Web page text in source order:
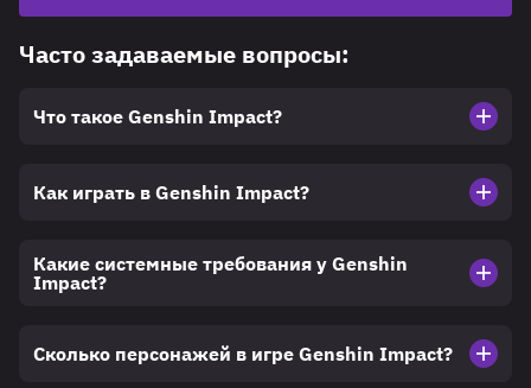
Часто задаваемые вопросы:
Что такое Genshin Impact?
Как играть в Genshin Impact?
Какие системные требования у Genshin
Impact?
Сколько персонажей в игре Genshin Impact?